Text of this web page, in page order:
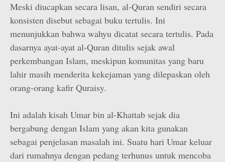
Meski diucapkan secara lisan, al-Quran sendiri secara
konsisten disebut sebagai buku tertulis. Ini
menunjukkan bahwa wahyu dicatat secara tertulis. Pada
dasarnya ayat-ayat al-Quran ditulis sejak awal
perkembangan Islam, meskipun komunitas yang baru
lahir masih menderita kekejaman yang dilepaskan oleh
orang-orang kafir Quraisy.
Ini adalah kisah Umar bin al-Khattab sejak dia
bergabung dengan Islam yang akan kita gunakan
sebagai penjelasan masalah ini. Suatu hari Umar keluar
dari rumahnya dengan pedang terhunus untuk mencoba